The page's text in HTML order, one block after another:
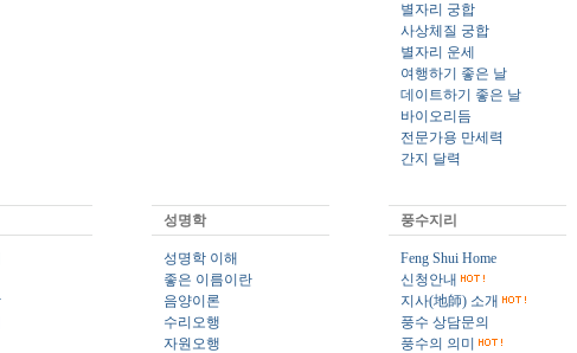
별자리 궁합
사상체질 궁합
별자리 운세
여행하기 좋은 날
데이트하기 좋은 날
바이오리듬
전문가용 만세력
간지 달력
성명학
성명학 이해
좋은 이름이란
음양이론
수리오행
자원오행
풍수지리
Feng Shui Home
신청안내
지사(地師) 소개
풍수 상담문의
풍수의 의미